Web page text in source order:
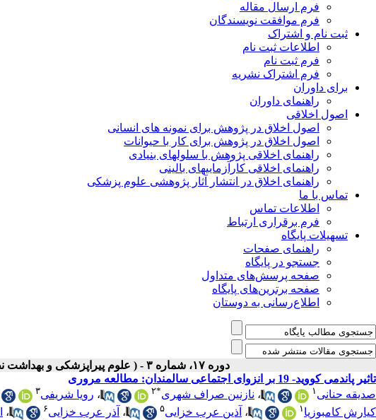
فرم ارسال مقاله
فرم موافقت نویسندگان
ثبت نام و اشتراک
اطلاعات ثبت نام
فرم ثبت نام
فرم اشتراک نشریه
برای داوران
راهنمای داوران
اصول اخلاقی
اصول اخلاق در پژوهش برای نمونه های انسانی
اصول اخلاق در پژوهش برای کار با حیوانات
راهنمای اخلاقی پژوهش با سلولهای بنیادی
راهنمای اخلاقی کارآزماییهای بالینی
راهنمای اخلاق در انتشار آثار پژوهشی علوم پزشکی
تماس با ما
اطلاعات تماس
فرم برقراری ارتباط
تسهیلات پایگاه
راهنمای صفحات
جستجو در پایگاه
صفحه پرسش‌های متداول
صفحه برترین‌های پایگاه
اطلاع‌رسانی به دوستان
دوره ۱۷، شماره ۳ - ( علوم پیراپزشکی و بهداشت نظامی- پاییز- ۱۴۰۱ )
تاثیر پاندمی کووید- 19 بر انزوای اجتماعی سالمندان: مطالعه مروری
صدیقه حنانی ۱ ، نازنین صراف شهری*۲ ، رویا شریفی۳
کیارش کامبوزیا ۱ ، آذین عرب خزایی۵ ، آذر عرب خزایی۶ ،